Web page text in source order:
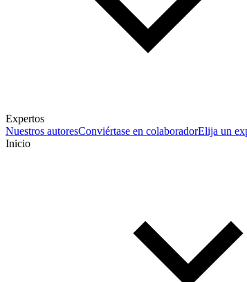
Expertos
Nuestros autoresConviértase en colaboradorElija un
Inicio